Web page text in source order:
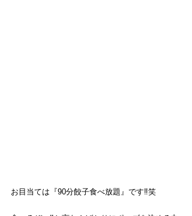
お目当ては『90分餃子食べ放題』です‼️笑